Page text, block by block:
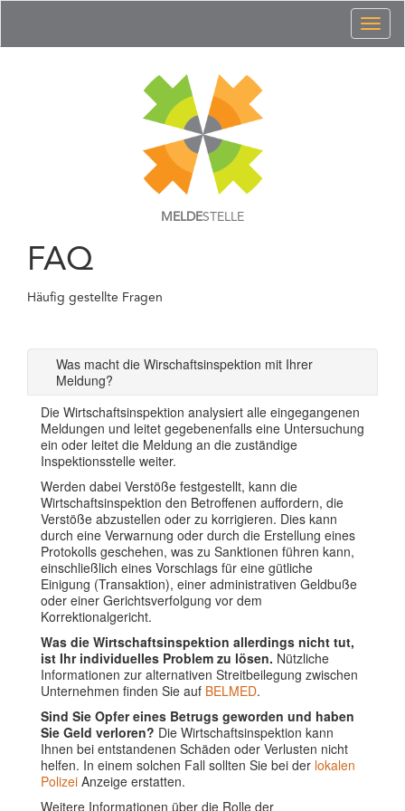
MELDESTELLE
FAQ
Häufig gestellte Fragen
Was macht die Wirschaftsinspektion mit Ihrer
Meldung?
Die Wirtschaftsinspektion analysiert alle eingegangenen
Meldungen und leitet gegebenenfalls eine Untersuchung
ein oder leitet die Meldung an die zuständige
Inspektionsstelle weiter.
Werden dabei Verstöße festgestellt, kann die
Wirtschaftsinspektion den Betroffenen auffordern, die
Verstöße abzustellen oder zu korrigieren. Dies kann
durch eine Verwarnung oder durch die Erstellung eines
Protokolls geschehen, was zu Sanktionen führen kann,
einschließlich eines Vorschlags für eine gütliche
Einigung (Transaktion), einer administrativen Geldbuße
oder einer Gerichtsverfolgung vor dem
Korrektionalgericht.
Was die Wirtschaftsinspektion allerdings nicht tut,
ist Ihr individuelles Problem zu lösen. Nützliche
Informationen zur alternativen Streitbeilegung zwischen
Unternehmen finden Sie auf BELMED.
Sind Sie Opfer eines Betrugs geworden und haben
Sie Geld verloren? Die Wirtschaftsinspektion kann
Ihnen bei entstandenen Schäden oder Verlusten nicht
helfen. In einem solchen Fall sollten Sie bei der lokalen
Polizei Anzeige erstatten.
Weitere Informationen über die Rolle der